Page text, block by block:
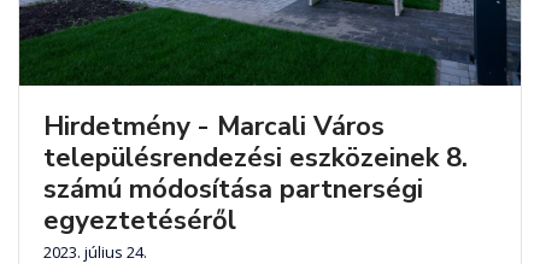
Hirdetmény - Marcali Város
településrendezési eszközeinek 8.
számú módosítása partnerségi
egyeztetéséről
2023. július 24.